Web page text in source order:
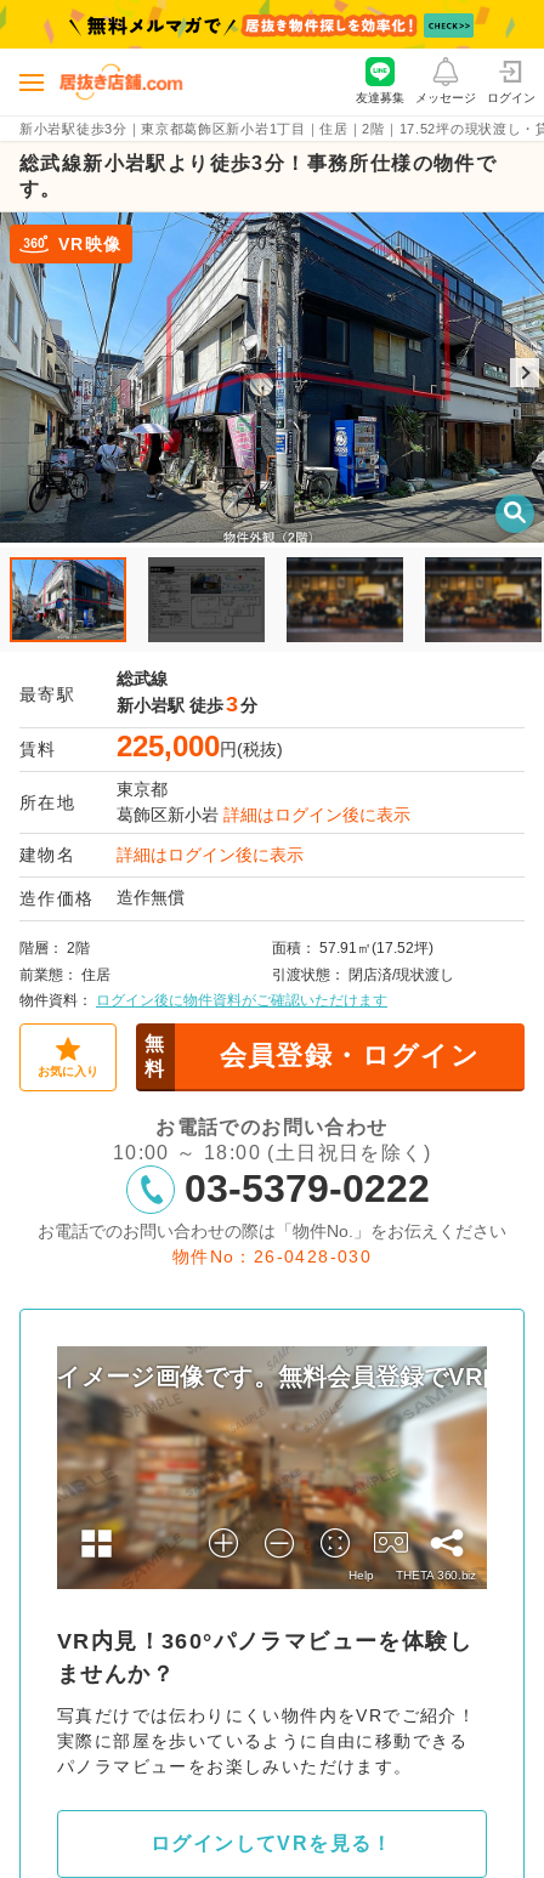
新小岩駅徒歩3分｜東京都葛飾区新小岩1丁目｜住居｜2階｜17.52坪の現状渡し
友達募集 メッセージ ログイン
総武線新小岩駅より徒歩3分！事務所仕様の物件で
す。
VR映像
最寄駅
総武線
新小岩駅 徒歩3分
賃料 225,000円(税抜)
所在地
東京都
葛飾区新小岩 詳細はログイン後に表示
建物名 詳細はログイン後に表示
造作価格 造作無償
階層 2階 面積
57.91㎡(17.52坪)
前業態
住居 引渡状態
閉店済/現状渡し
物件資料
ログイン後に物件資料がご確認いただけます
お気に入り
無
料
会員登録・ログイン
お電話でのお問い合わせ
10:00 ～ 18:00 (土日祝日を除く)
03-5379-0222
お電話でのお問い合わせの際は「物件No.」をお伝えください
物件No：26-0428-030
VR内見！360°パノラマビューを体験し
ませんか？
写真だけでは伝わりにくい物件内をVRでご紹介！
実際に部屋を歩いているように自由に移動できる
パノラマビューをお楽しみいただけます。
ログインしてVRを見る！